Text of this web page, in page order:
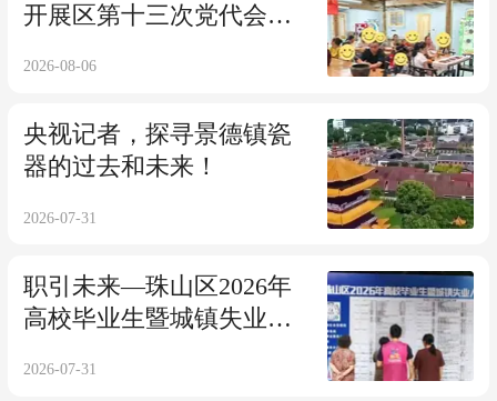
开展区第十三次党代会精
2026-08-06
央视记者，探寻景德镇瓷
器的过去和未来！
2026-07-31
职引未来—珠山区2026年
高校毕业生暨城镇失业人
2026-07-31